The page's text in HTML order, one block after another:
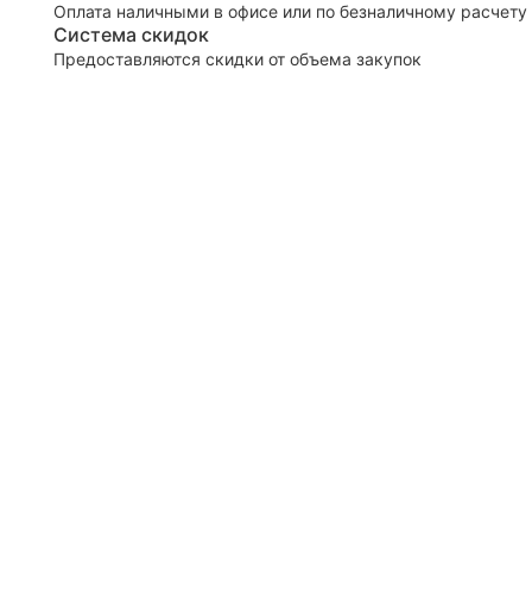
Оплата наличными в офисе или по безналичному расчету
Система скидок
Предоставляются скидки от объема закупок